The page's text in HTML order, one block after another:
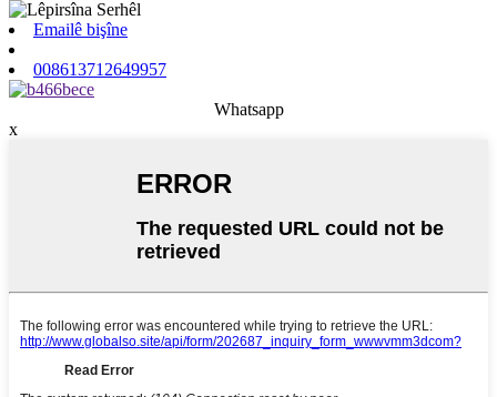
Emailê bişîne
008613712649957
Whatsapp
x